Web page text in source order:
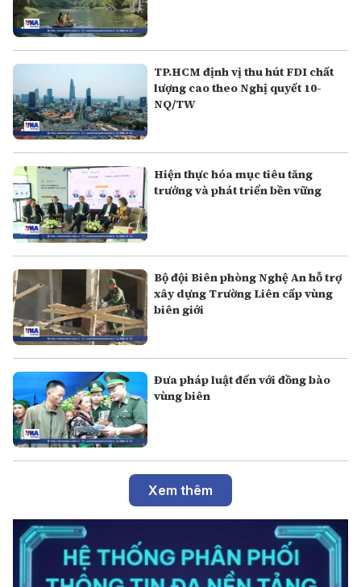
TP.HCM định vị thu hút FDI chất
lượng cao theo Nghị quyết 10-
NQ/TW
Hiện thực hóa mục tiêu tăng
trưởng và phát triển bền vững
Bộ đội Biên phòng Nghệ An hỗ trợ
xây dựng Trường Liên cấp vùng
biên giới
Đưa pháp luật đến với đồng bào
vùng biên
Xem thêm